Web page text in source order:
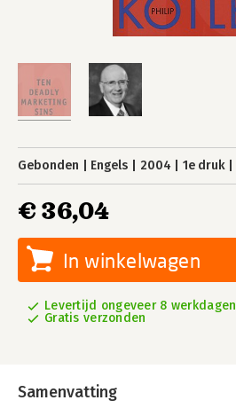
Gebonden Engels 2004 1e druk
€ 36,04
In winkelwagen
Levertijd ongeveer 8 werkdagen
Gratis verzonden
Samenvatting